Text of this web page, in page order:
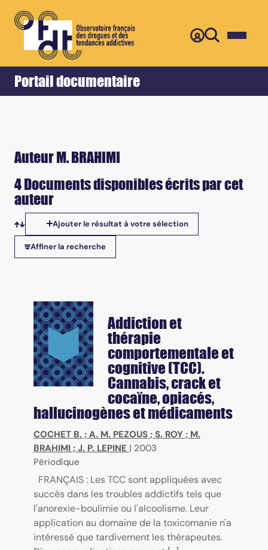
Portail documentaire
Accueil Retour
Auteur M. BRAHIMI
4 Documents disponibles écrits par cet
auteur
Tris disponibles
Ajouter le résultat à votre sélection
Affiner la recherche
Addiction et
thérapie
comportementale et
cognitive (TCC).
Cannabis, crack et
cocaïne, opiacés,
hallucinogènes et médicaments
COCHET B. ; A. M. PEZOUS ; S. ROY ; M.
BRAHIMI ; J. P. LEPINE | 2003
Périodique
FRANÇAIS : Les TCC sont appliquées avec
succès dans les troubles addictifs tels que
l'anorexie-boulimie ou l'alcoolisme. Leur
application au domaine de la toxicomanie n'a
intéressé que tardivement les thérapeutes.